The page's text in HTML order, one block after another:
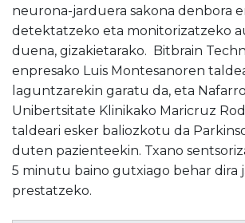
neurona-jarduera sakona denbora
detektatzeko eta monitorizatzeko
duena, gizakietarako. Bitbrain
enpresako Luis Montesanoren
laguntzarekin garatu da, eta
Unibertsitate Klinikako Maricruz
taldeari esker baliozkotu da
duten pazienteekin. Txano
5 minutu baino gutxiago behar dira
prestatzeko.